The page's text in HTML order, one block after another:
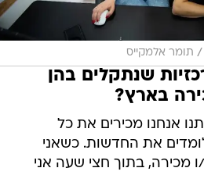
/ תומר אלמקייס
שנתקלים בהן
בארץ?
אנחנו מכירים את כל
את החדשות. כשאני
מכירה, בתוך חצי שעה אני